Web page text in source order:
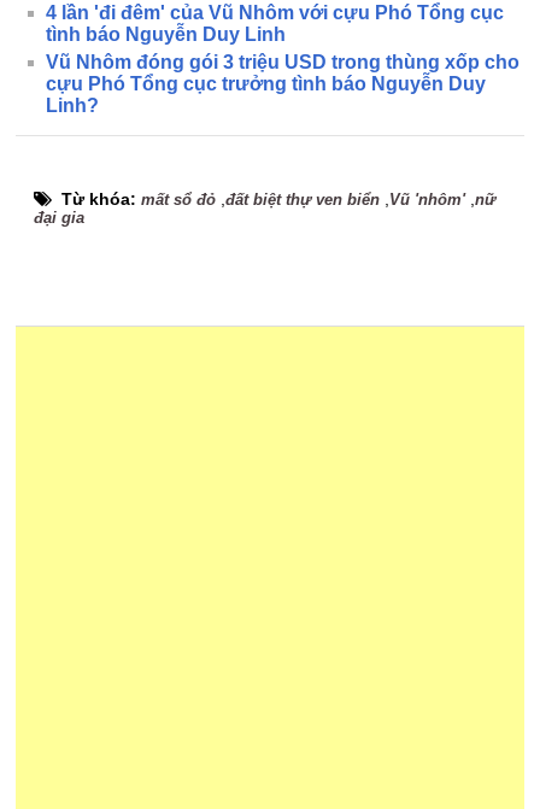
4 lần 'đi đêm' của Vũ Nhôm với cựu Phó Tổng cục
tình báo Nguyễn Duy Linh
Vũ Nhôm đóng gói 3 triệu USD trong thùng xốp cho
cựu Phó Tổng cục trưởng tình báo Nguyễn Duy
Linh?
Từ khóa:mất sổ đỏ ,đất biệt thự ven biển Vũ 'nhôm',nữ
đại gia